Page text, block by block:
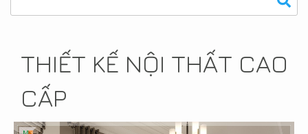
THIẾT KẾ NỘI THẤT CAO
CẤP